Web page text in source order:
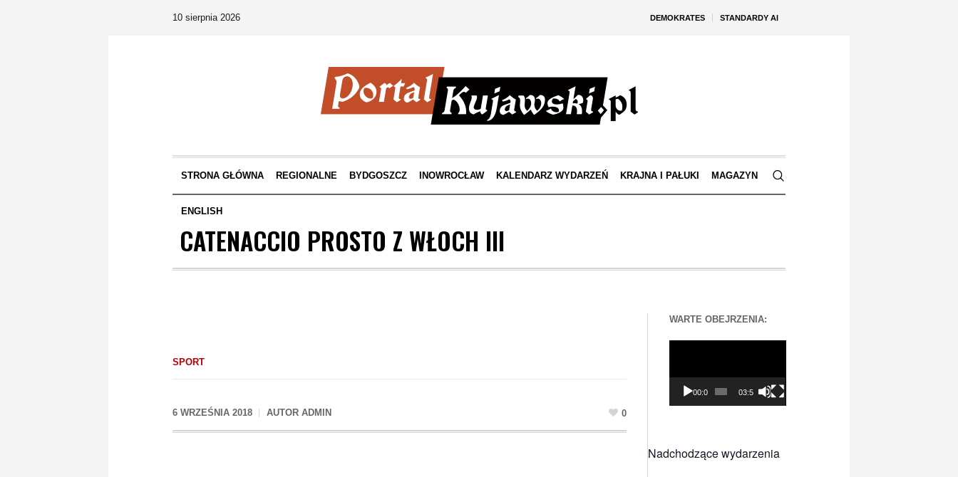
DEMOKRATES STANDARDY AI
10 sierpnia 2026
STRONA GŁÓWNA REGIONALNE BYDGOSZCZ INOWROCŁAW KALENDARZ WYDARZEŃ KRAJNA I PAŁUKI MAGAZYN
ENGLISH
CATENACCIO PROSTO Z WŁOCH III
SPORT
6 WRZEŚNIA 2018 AUTOR ADMIN 0
WARTE OBEJRZENIA:
00:00 03:56
Nadchodzące wydarzenia